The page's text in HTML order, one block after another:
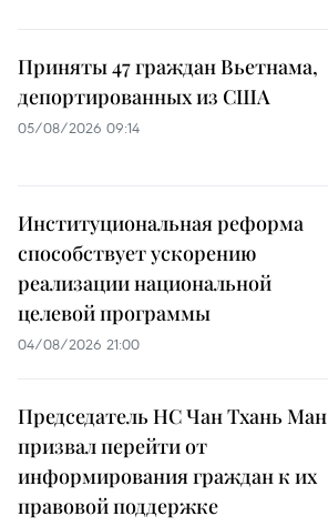
Приняты 47 граждан Вьетнама,
депортированных из США
05/08/2026 09:14
Институциональная реформа
способствует ускорению
реализации национальной
целевой программы
04/08/2026 21:00
Председатель НС Чан Тхань Ман
призвал перейти от
информирования граждан к их
правовой поддержке